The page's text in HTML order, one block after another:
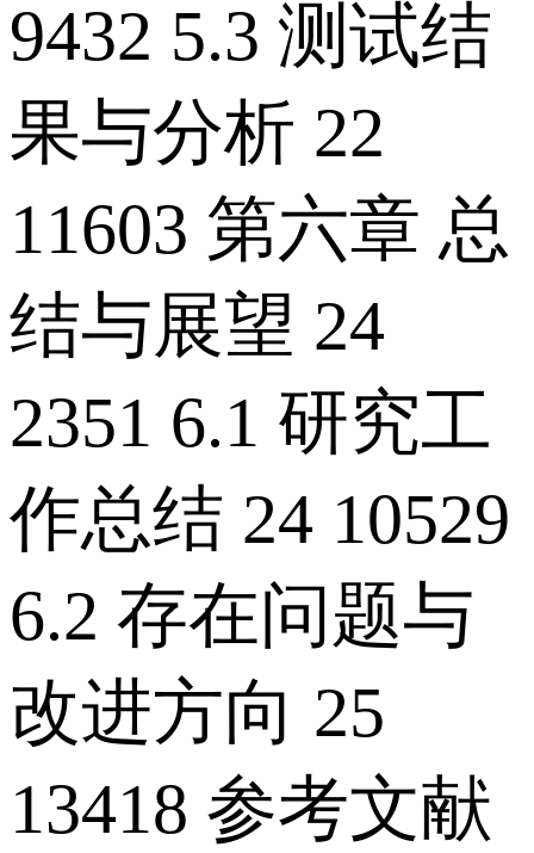
9432 5.3 测试结
果与分析 22
11603 第六章 总
结与展望 24
2351 6.1 研究工
作总结 24 10529
6.2 存在问题与
改进方向 25
13418 参考文献